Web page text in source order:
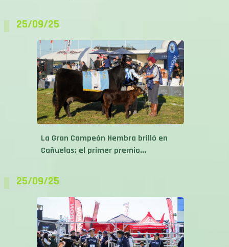
25/09/25
La Gran Campeón Hembra brilló en
Cañuelas: el primer premio...
25/09/25